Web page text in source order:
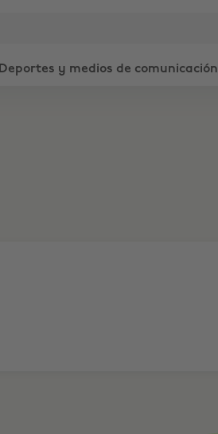
Deportes y medios de comunicación